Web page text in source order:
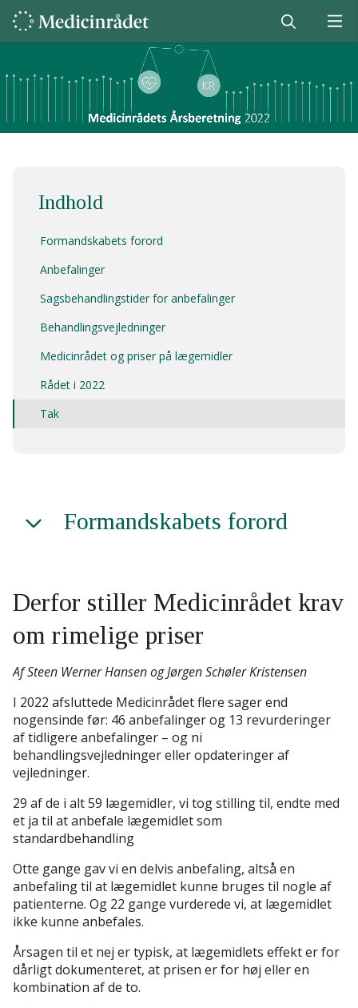
Indhold
Formandskabets forord
Anbefalinger
Sagsbehandlingstider for anbefalinger
Behandlingsvejledninger
Medicinrådet og priser på lægemidler
Rådet i 2022
Tak
Formandskabets forord
Derfor stiller Medicinrådet krav
om rimelige priser
Af Steen Werner Hansen og Jørgen Schøler Kristensen
I 2022 afsluttede Medicinrådet flere sager end
nogensinde før: 46 anbefalinger og 13 revurderinger
af tidligere anbefalinger – og ni
behandlingsvejledninger eller opdateringer af
vejledninger.
29 af de i alt 59 lægemidler, vi tog stilling til, endte med
et ja til at anbefale lægemidlet som
standardbehandling
Otte gange gav vi en delvis anbefaling, altså en
anbefaling til at lægemidlet kunne bruges til nogle af
patienterne. Og 22 gange vurderede vi, at lægemidlet
ikke kunne anbefales.
Årsagen til et nej er typisk, at lægemidlets effekt er for
dårligt dokumenteret, at prisen er for høj eller en
kombination af de to.